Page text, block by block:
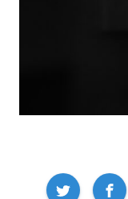
Compartir